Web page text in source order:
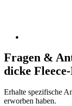
Fragen &
dicke
Erhalte spezifische
erworben haben.